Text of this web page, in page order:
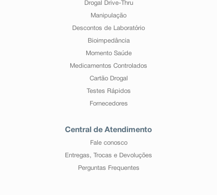
Drogal Drive-Thru
Manipulação
Descontos de Laboratório
Bioimpedância
Momento Saúde
Medicamentos Controlados
Cartão Drogal
Testes Rápidos
Fornecedores
Central de Atendimento
Fale conosco
Entregas, Trocas e Devoluções
Perguntas Frequentes